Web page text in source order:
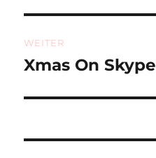
WEITER
Nächster
Xmas On Skype